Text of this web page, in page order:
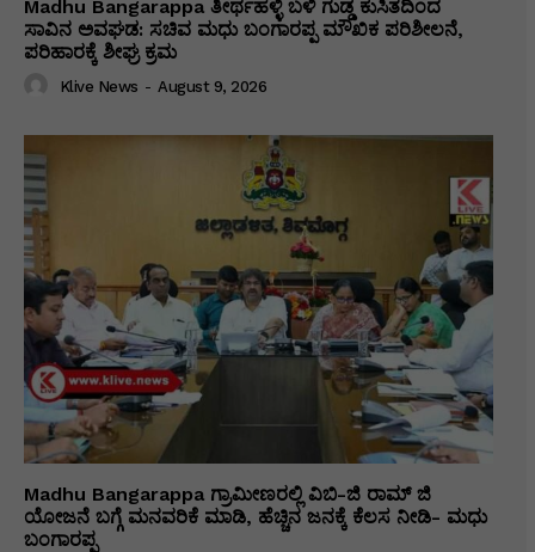
Madhu Bangarappa ತೀರ್ಥಹಳ್ಳಿ ಬಳಿ ಗುಡ್ಡ ಕುಸಿತದಿಂದ
ಸಾವಿನ ಅವಘಡ: ಸಚಿವ ಮಧು ಬಂಗಾರಪ್ಪ ಮೌಖಿಕ ಪರಿಶೀಲನೆ,
ಪರಿಹಾರಕ್ಕೆ ಶೀಘ್ರ ಕ್ರಮ
Klive News - August 9, 2026
Madhu Bangarappa ಗ್ರಾಮೀಣರಲ್ಲಿ ವಿಬಿ-ಜಿ ರಾಮ್ ಜಿ
ಯೋಜನೆ ಬಗ್ಗೆ ಮನವರಿಕೆ ಮಾಡಿ, ಹೆಚ್ಚಿನ ಜನಕ್ಕೆ ಕೆಲಸ ನೀಡಿ- ಮಧು
ಬಂಗಾರಪ್ಪ